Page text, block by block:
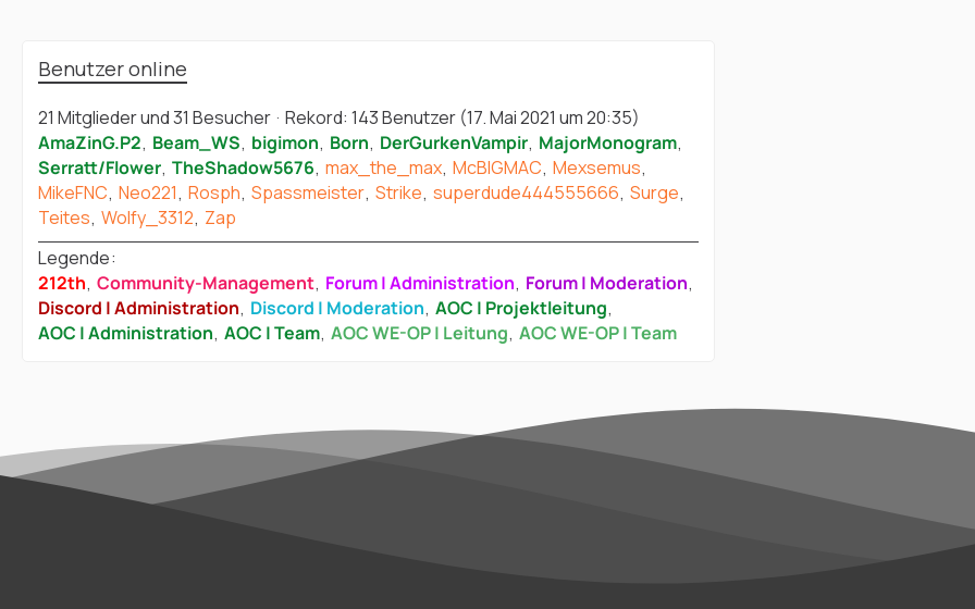
Benutzer online
21 Mitglieder und 31 Besucher Rekord: 143 Benutzer (17. Mai 2021 um 20:35)
AmaZinG.P2 Beam_WS bigimon Born DerGurkenVampir MajorMonogram
Serratt/Flower TheShadow5676 max_the_max McBIGMAC Mexsemus
MikeFNC Neo221 Rosph Spassmeister Strike superdude444555666 Surge
Teites Wolfy_3312 Zap
Legende
212th Community-Management Forum | Administration Forum | Moderation
Discord | Administration Discord | Moderation AOC | Projektleitung
AOC | Administration AOC | Team AOC WE-OP | Leitung AOC WE-OP | Team